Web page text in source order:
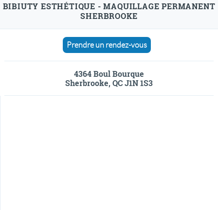
BIBIUTY ESTHÉTIQUE - MAQUILLAGE PERMANENT
SHERBROOKE
Prendre un rendez-vous
4364 Boul Bourque
Sherbrooke, QC J1N 1S3